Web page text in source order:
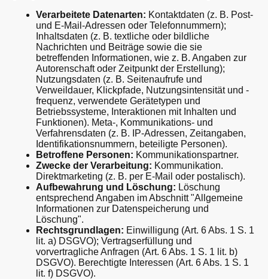
Verarbeitete Datenarten: Kontaktdaten (z. B. Post-
und E-Mail-Adressen oder Telefonnummern);
Inhaltsdaten (z. B. textliche oder bildliche
Nachrichten und Beiträge sowie die sie
betreffenden Informationen, wie z. B. Angaben zur
Autorenschaft oder Zeitpunkt der Erstellung);
Nutzungsdaten (z. B. Seitenaufrufe und
Verweildauer, Klickpfade, Nutzungsintensität und -
frequenz, verwendete Gerätetypen und
Betriebssysteme, Interaktionen mit Inhalten und
Funktionen). Meta-, Kommunikations- und
Verfahrensdaten (z. B. IP-Adressen, Zeitangaben,
Identifikationsnummern, beteiligte Personen).
Betroffene Personen: Kommunikationspartner.
Zwecke der Verarbeitung: Kommunikation.
Direktmarketing (z. B. per E-Mail oder postalisch).
Aufbewahrung und Löschung: Löschung
entsprechend Angaben im Abschnitt "Allgemeine
Informationen zur Datenspeicherung und
Löschung".
Rechtsgrundlagen: Einwilligung (Art. 6 Abs. 1 S. 1
lit. a) DSGVO); Vertragserfüllung und
vorvertragliche Anfragen (Art. 6 Abs. 1 S. 1 lit. b)
DSGVO). Berechtigte Interessen (Art. 6 Abs. 1 S. 1
lit. f) DSGVO).